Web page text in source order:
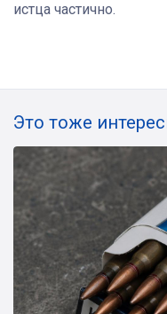
истца частично.
Это тоже